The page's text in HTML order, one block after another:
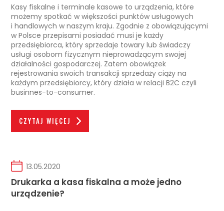
Kasy fiskalne i terminale kasowe to urządzenia, które
możemy spotkać w większości punktów usługowych
i handlowych w naszym kraju. Zgodnie z obowiązującymi
w Polsce przepisami posiadać musi je każdy
przedsiębiorca, który sprzedaje towary lub świadczy
usługi osobom fizycznym nieprowadzącym swojej
działalności gospodarczej. Zatem obowiązek
rejestrowania swoich transakcji sprzedaży ciąży na
każdym przedsiębiorcy, który działa w relacji B2C czyli
businnes-to-consumer.
CZYTAJ WIĘCEJ
13.05.2020
Drukarka a kasa fiskalna a może jedno
urządzenie?